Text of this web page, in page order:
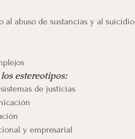
al abuso de sustancias y al suicidio
estereotipos:
de justicias
y empresarial